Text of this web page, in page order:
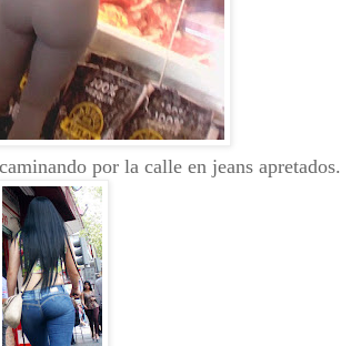
por la calle en jeans apretados.